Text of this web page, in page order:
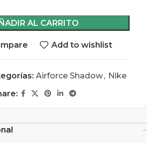
AL CARRITO
Add to wishlist
Airforce Shadow, Nike